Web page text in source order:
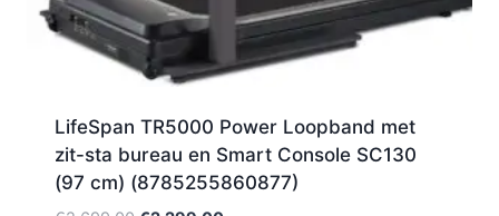
LifeSpan TR5000 Power Loopband met
zit-sta bureau en Smart Console SC130
(97 cm) (8785255860877)